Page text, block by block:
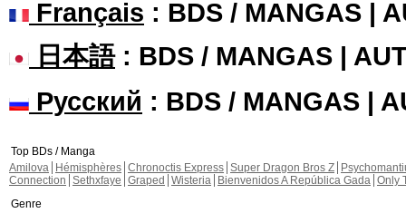
Français : BDS / MANGAS |
日本語: BDS / MANGAS |
Русский : BDS / MANGAS |
Top BDs / Manga
Amilova
Hémisphères Chronoctis Express Super Dragon Bros Z
Connection Sethxfaye Graped Wisteria Bienvenidos A República Gada Only
Genre